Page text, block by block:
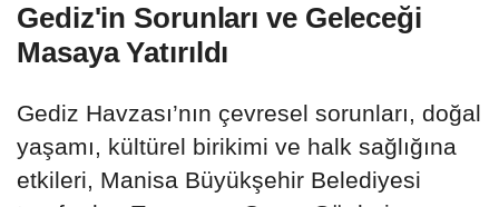
Gediz'in Sorunları ve Geleceği
Masaya Yatırıldı
Gediz Havzası’nın çevresel sorunları, doğal
yaşamı, kültürel birikimi ve halk sağlığına
etkileri, Manisa Büyükşehir Belediyesi